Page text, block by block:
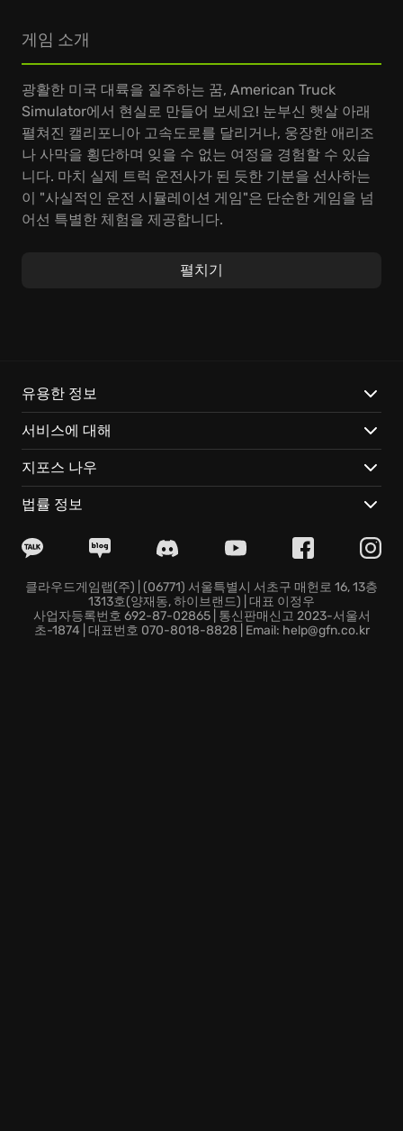
게임 소개
광활한 미국 대륙을 질주하는 꿈, American Truck
Simulator에서 현실로 만들어 보세요! 눈부신 햇살 아래
펼쳐진 캘리포니아 고속도로를 달리거나, 웅장한 애리조
나 사막을 횡단하며 잊을 수 없는 여정을 경험할 수 있습
니다. 마치 실제 트럭 운전사가 된 듯한 기분을 선사하는
이 "사실적인 운전 시뮬레이션 게임"은 단순한 게임을 넘
어선 특별한 체험을 제공합니다.
방대한 지도를 탐험하고, 다양한 화물을 운송하며, 나만
American Truck Simulator의 매력은 여기서 끝이 아닙
니다.
실감 나는 트럭 운전 경험: 실제와 같은 트럭 모델과 세밀
하게 구현된 운전 시스템을 통해 몰입감을 더했습니다.
가진 다양한 주와 도시들을 탐험할 수 있습니다.
버를 고용하여 회사를 확장하는 재미를 느껴보세요.
American Truck Simulator는 단순한 게임이 아닌, 드넓
은 미국을 배경으로 펼쳐지는 당신만의 이야기가 될 것입
펼치기
유용한 정보
서비스에 대해
지포스 나우
법률 정보
클라우드게임랩(주) | (06771) 서울특별시 서초구 매헌로 16, 13층
1313호(양재동, 하이브랜드) | 대표 이정우
사업자등록번호 692-87-02865 | 통신판매신고 2023-서울서
초-1874 | 대표번호 070-8018-8828 | Email: help@gfn.co.kr